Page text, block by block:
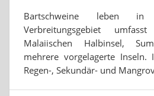
Bartschweine leben in
Verbreitungsgebiet
Malaiischen Halbinsel,
mehrere vorgelagerte Inseln.
Regen-, Sekundär- und